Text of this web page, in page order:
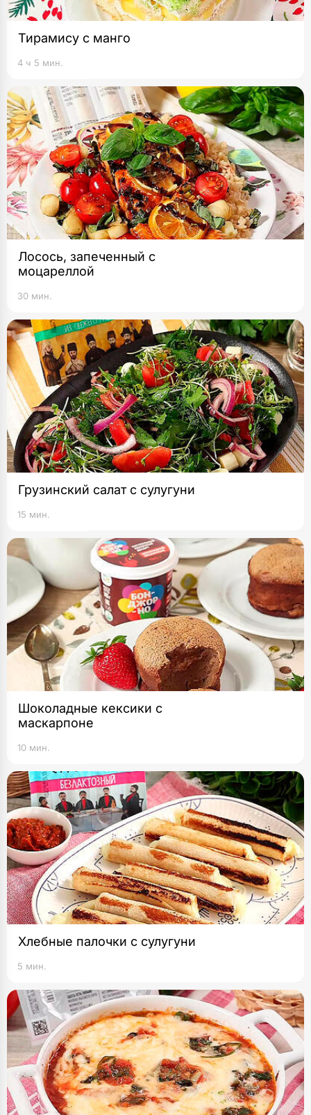
Тирамису с манго
4 ч 5 мин.
Лосось, запеченный с
моцареллой
30 мин.
Грузинский салат с сулугуни
15 мин.
Шоколадные кексики с
маскарпоне
10 мин.
Хлебные палочки с сулугуни
5 мин.